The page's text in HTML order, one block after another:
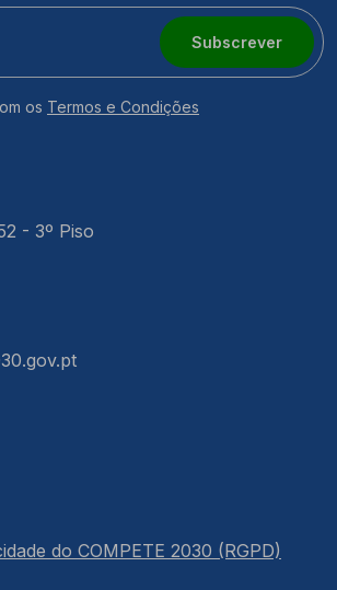
Subscrever
os Termos e Condições
- 3º Piso
do COMPETE 2030 (RGPD)